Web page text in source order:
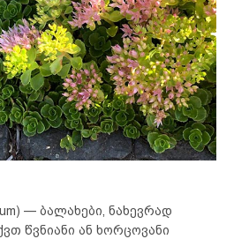
— ბალახები, ნახევრად
წვნიანი ან ხორცოვანი